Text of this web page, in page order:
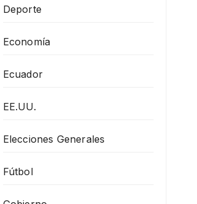
Deporte
Economía
Ecuador
EE.UU.
Elecciones Generales
Fútbol